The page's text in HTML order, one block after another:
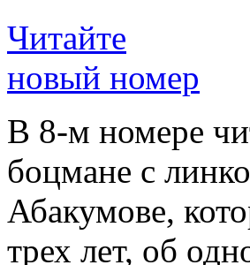
Читайте
новый номер
В 8-м номере
боцмане с
Абакумове,
трех лет, об